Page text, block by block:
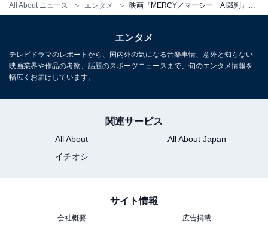
All About ニュース エンタメ 映画『MERCY／マーシー AI裁判』がAI時代の「過ち」を鋭く描いているワケ。3つの魅力を解説
アニメ映画『ALL YOU NEED
IS KILL』のキャラデザはなぜ
『クスノキの番人』が“派手で
はないアニメ映画”の究極系だ
エンタメ
テレビドラマのレポートから、国内外の気になる音楽事情、意外と知らない
映画業界や作品の考察、話題のスポーツニュースまで、旬のエンタメ情報を
幅広くお届けしています。
関連サービス
All About
All About Japan
イチオシ
サイト情報
会社概要 広告掲載